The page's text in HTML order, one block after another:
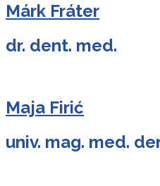
Márk Fráter
dr. dent. med.
Maja Firić
univ. mag. med.